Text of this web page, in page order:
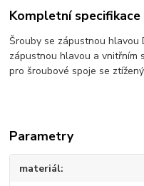
Kompletní specifikace
Šrouby se zápustnou hlavou
zápustnou hlavou a vnitřním
pro šroubové spoje se
Parametry
materiál